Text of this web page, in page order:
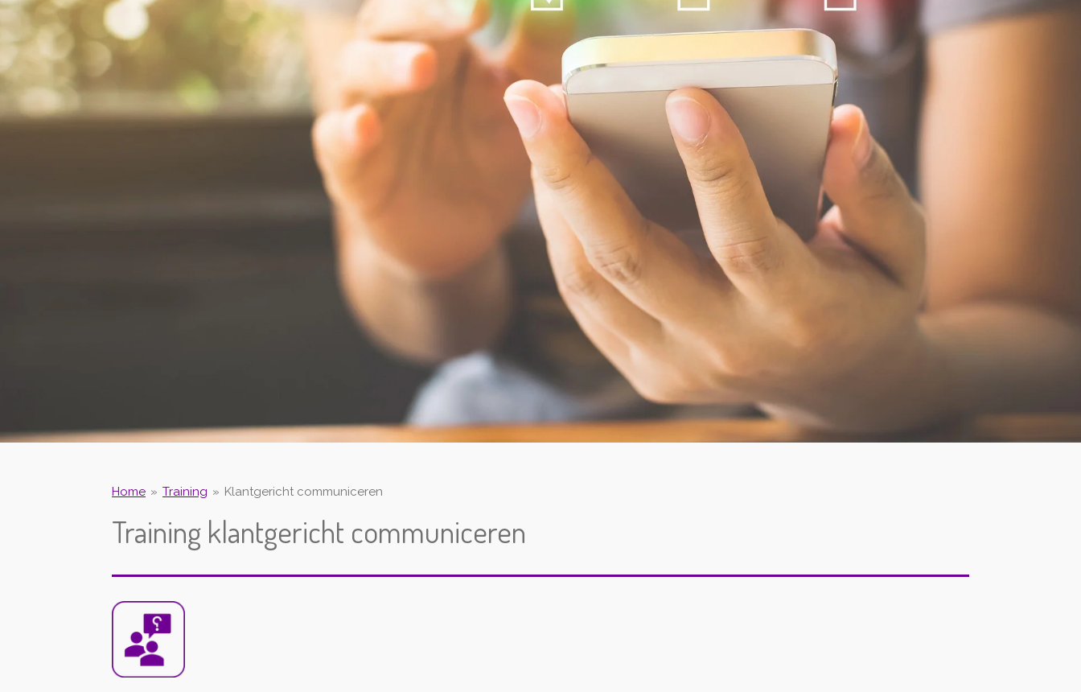
Home » Training » Klantgericht communiceren
Training klantgericht communiceren